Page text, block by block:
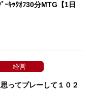
ｰｷｯｸｵﾌ30分MTG【1日
経営
ってプレーして１０２